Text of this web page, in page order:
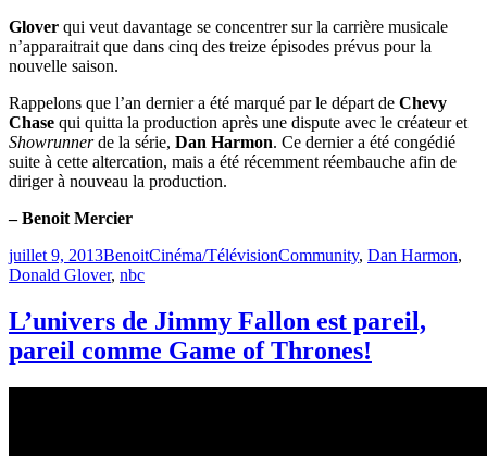
Glover qui veut davantage se concentrer sur la carrière musicale
n’apparaitrait que dans cinq des treize épisodes prévus pour la
nouvelle saison.
Rappelons que l’an dernier a été marqué par le départ de Chevy
Chase qui quitta la production après une dispute avec le créateur et
Showrunnerde la série, Dan Harmon. Ce dernier a été congédié
suite à cette altercation, mais a été récemment réembauche afin de
diriger à nouveau la production.
– Benoit Mercier
Publié
le
juillet 9, 2013BenoitCatégories
Cinéma/TélévisionÉtiquettes
Community, Dan Harmon,
Donald Glover, nbc
L’univers de Jimmy Fallon est pareil,
pareil comme Game of Thrones!